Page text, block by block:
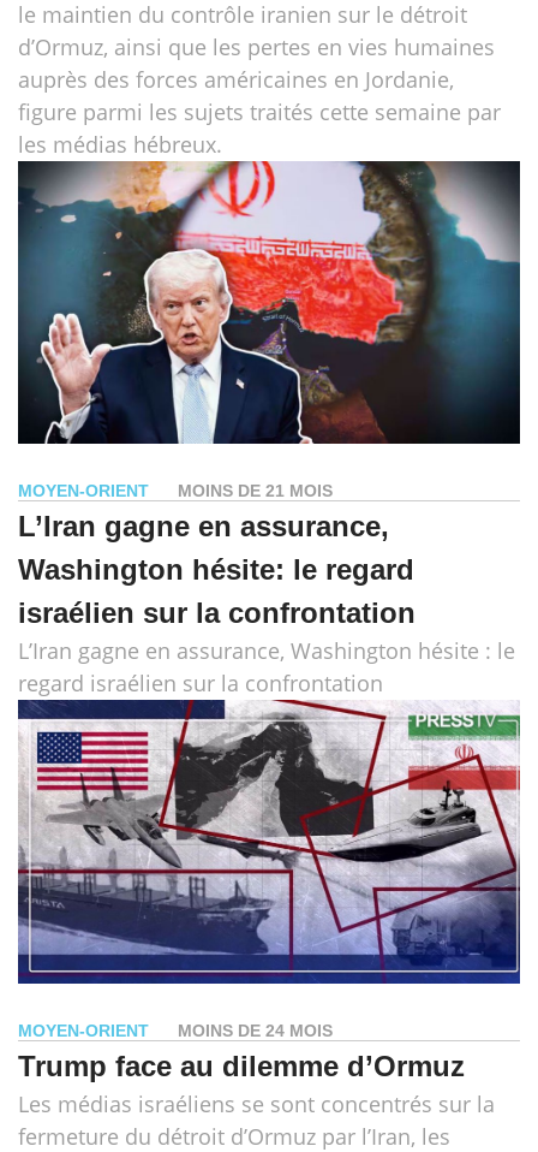
le maintien du contrôle iranien sur le détroit
d’Ormuz, ainsi que les pertes en vies humaines
auprès des forces américaines en Jordanie,
figure parmi les sujets traités cette semaine par
les médias hébreux.
MOYEN-ORIENT MOINS DE 21 MOIS
L’Iran gagne en assurance,
Washington hésite: le regard
israélien sur la confrontation
L’Iran gagne en assurance, Washington hésite : le
regard israélien sur la confrontation
MOYEN-ORIENT MOINS DE 24 MOIS
Trump face au dilemme d’Ormuz
Les médias israéliens se sont concentrés sur la
fermeture du détroit d’Ormuz par l’Iran, les